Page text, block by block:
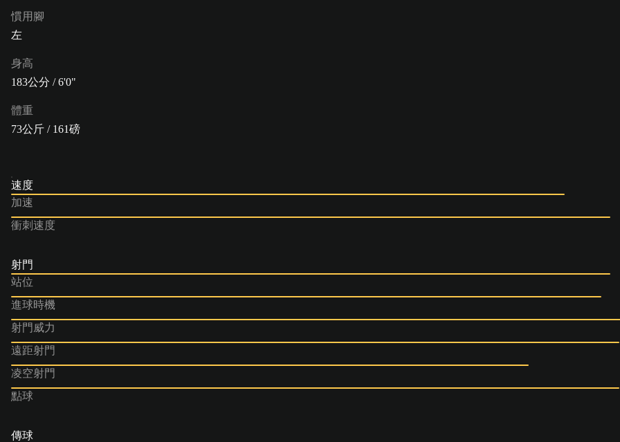
慣用腳
左
身高
183公分 / 6'0"
體重
73公斤 / 161磅
速度
加速
衝刺速度
射門
站位
進球時機
射門威力
遠距射門
凌空射門
點球
傳球